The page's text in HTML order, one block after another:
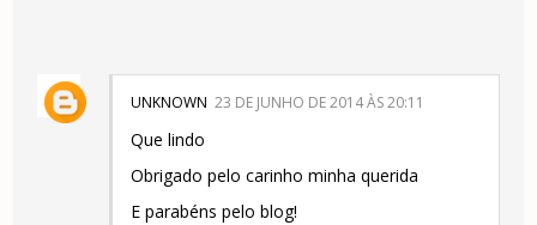
UNKNOWN 23 DE JUNHO DE 2014 ÀS 20:11
Que lindo
Obrigado pelo carinho minha querida
E parabéns pelo blog!